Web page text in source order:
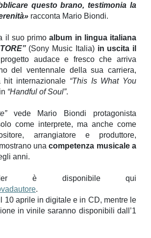
questo brano, testimonia la
racconta Mario Biondi.
il suo primo album in lingua italiana
(Sony Music Italia) in uscita il
audace e fresco che arriva
del ventennale della sua carriera,
internazionale “This Is What You
“Handful of Soul”.
vede Mario Biondi protagonista
come interprete, ma anche come
arrangiatore e produttore,
unacompetenza musicale a
anni.
è disponibile qui
.
10 aprile in digitale e in CD, mentre le
in vinile saranno disponibili dall’1